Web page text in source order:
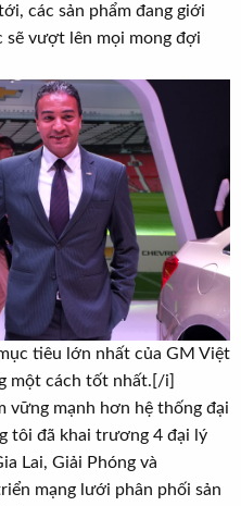
các sản phẩm đang giới
vượt lên mọi mong đợi
tiêu lớn nhất của GM Việt
một cách tốt nhất.[/i]
vững mạnh hơn hệ thống đại
tôi đã khai trương 4 đại lý
Lai, Giải Phóng và
mạng lưới phân phối sản